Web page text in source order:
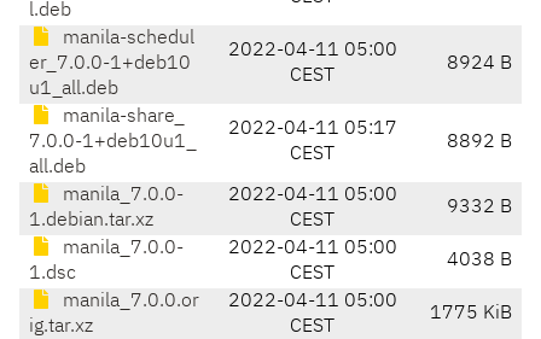
l.deb
manila-schedul
er_7.0.0-1+deb10
u1_all.deb
2022-04-11 05:00
CEST
8924 B
manila-share_
7.0.0-1+deb10u1_
all.deb
2022-04-11 05:17
CEST
8892 B
manila_7.0.0-
1.debian.tar.xz
2022-04-11 05:00
CEST
9332 B
manila_7.0.0-
1.dsc
2022-04-11 05:00
CEST
4038 B
manila_7.0.0.or
ig.tar.xz
2022-04-11 05:00
CEST
1775 KiB